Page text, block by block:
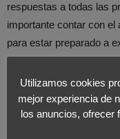
respuestas a todas las
importante contar con el
para estar preparado a
idea principal que se
Disponer de
como para poder
dará confianza,
Utilizamos cookies
mejor experiencia de
los anuncios, ofrecer